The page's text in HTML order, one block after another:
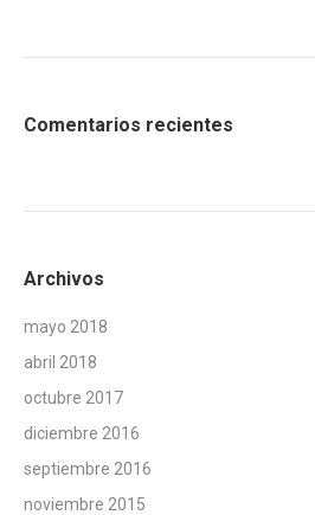
Comentarios recientes
Archivos
mayo 2018
abril 2018
octubre 2017
diciembre 2016
septiembre 2016
noviembre 2015